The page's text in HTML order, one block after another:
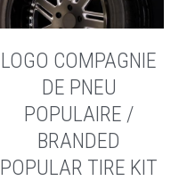
LOGO COMPAGNIE
DE PNEU
POPULAIRE /
BRANDED
POPULAR TIRE KIT